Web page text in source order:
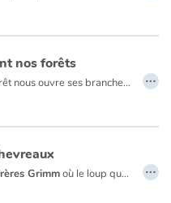
nos forêts
Froutch, froutch… la forêt nous ouvre ses branches ! Comme au cours d'une promenade, cet album invite à prendre son temps, à observer tout ce qui se passe autour de nous. Dans la forêt, qu'elle soit tropicale, humide ou encore tempérée, la vie fourmille : il y a tant à découvrir !
…
Grimmoù le loup qui pense être le plus fort et le plus malin, se fait encore une fois rouler. Pendant que leur mère est partie en forêt, les sept chevreaux font face à la malice du loup qui tente de pénétrer dans la maison pour tous les dévorer. …